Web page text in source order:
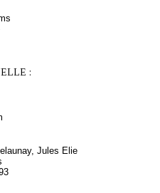
:
Jules Elie